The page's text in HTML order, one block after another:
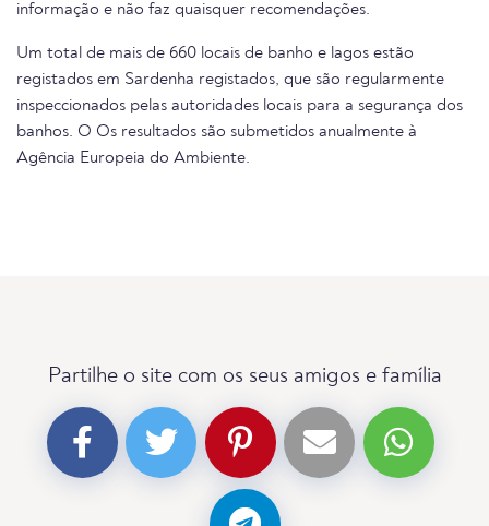
informação e não faz quaisquer recomendações.
Um total de mais de 660 locais de banho e lagos estão
registados em Sardenha registados, que são regularmente
inspeccionados pelas autoridades locais para a segurança dos
banhos. O Os resultados são submetidos anualmente à
Agência Europeia do Ambiente.
Partilhe o site com os seus amigos e família